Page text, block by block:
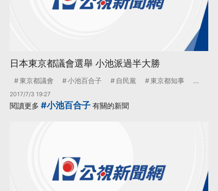
日本東京都議會選舉 小池派過半大勝
東京都議會 小池百合子 自民黨 東京都知事 ...
2017/7/3 19:27
閱讀更多 #小池百合子 有關的新聞